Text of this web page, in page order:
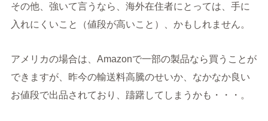
その他、強いて言うなら、海外在住者にとっては、手に
入れにくいこと（値段が高いこと）、かもしれません。
アメリカの場合は、Amazonで一部の製品なら買うことが
できますが、昨今の輸送料高騰のせいか、なかなか良い
お値段で出品されており、躊躇してしまうかも・・・。